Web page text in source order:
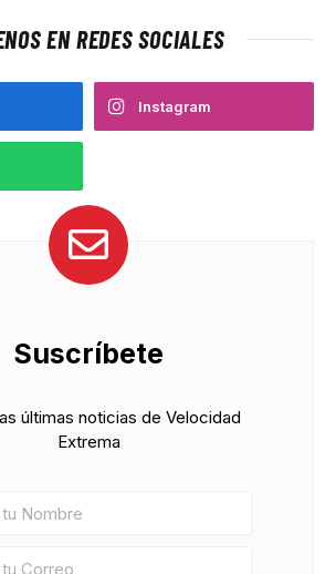
EN REDES SOCIALES
Instagram
Suscríbete
últimas noticias de Velocidad
Extrema